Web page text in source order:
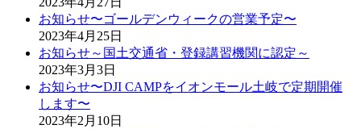
お知らせ〜ゴールデンウィークの営業予定〜
2023年4月25日
お知らせ～国土交通省・登録講習機関に認定～
2023年3月3日
お知らせ〜DJI CAMPをイオンモール土岐で定期開催
します〜
2023年2月10日